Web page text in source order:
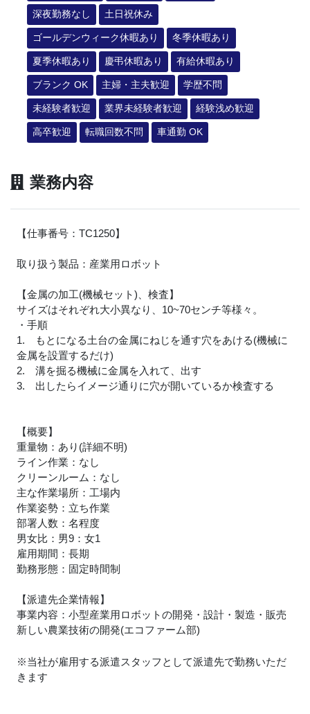
深夜勤務なし 土日祝休み
ゴールデンウィーク休暇あり 冬季休暇あり
夏季休暇あり 慶弔休暇あり 有給休暇あり
ブランク OK 主婦・主夫歓迎 学歴不問
未経験者歓迎 業界未経験者歓迎 経験浅め歓迎
高卒歓迎 転職回数不問 車通勤 OK
業務内容
【仕事番号：TC1250】
取り扱う製品：産業用ロボット
【金属の加工(機械セット)、検査】
サイズはそれぞれ大小異なり、10~70センチ等様々。
・手順
1. もとになる土台の金属にねじを通す穴をあける(機械に
金属を設置するだけ)
2. 溝を掘る機械に金属を入れて、出す
3. 出したらイメージ通りに穴が開いているか検査する
【概要】
重量物：あり(詳細不明)
ライン作業：なし
クリーンルーム：なし
主な作業場所：工場内
作業姿勢：立ち作業
部署人数：名程度
男女比：男9：女1
雇用期間：長期
勤務形態：固定時間制
【派遣先企業情報】
事業内容：小型産業用ロボットの開発・設計・製造・販売
新しい農業技術の開発(エコファーム部)
※当社が雇用する派遣スタッフとして派遣先で勤務いただ
きます